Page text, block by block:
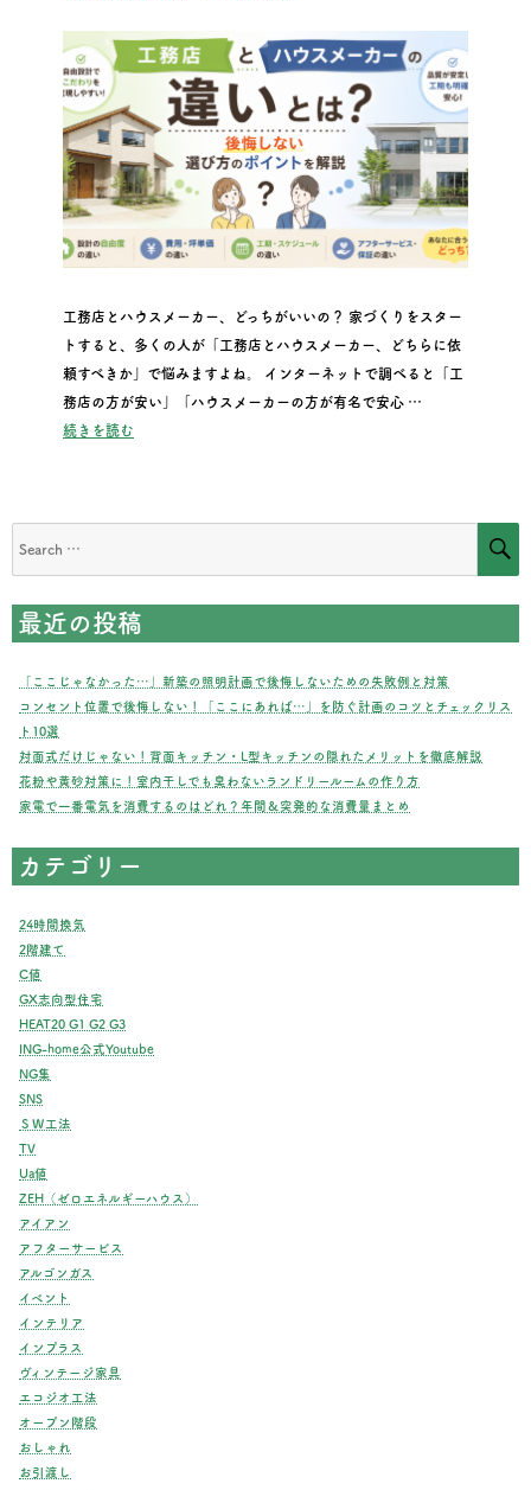
工務店とハウスメーカー、どっちがいいの？ 家づくりをスター
トすると、多くの人が「工務店とハウスメーカー、どちらに依
頼すべきか」で悩みますよね。 インターネットで調べると「工
務店の方が安い」「ハウスメーカーの方が有名で安心 …
続きを読む“工務店とハウスメーカーの違いとは？後悔しない選び方のポ
最近の投稿
「ここじゃなかった…」新築の照明計画で後悔しないための失敗例と対策
コンセント位置で後悔しない！「ここにあれば…」を防ぐ計画のコツとチェックリス
ト10選
対面式だけじゃない！背面キッチン・L型キッチンの隠れたメリットを徹底解説
花粉や黄砂対策に！室内干しでも臭わないランドリールームの作り方
家電で一番電気を消費するのはどれ？年間＆突発的な消費量まとめ
カテゴリー
24時間換気
2階建て
C値
GX志向型住宅
HEAT20 G1 G2 G3
ING-home公式Youtube
NG集
SNS
ＳＷ工法
TV
Ua値
ZEH（ゼロエネルギーハウス）
アイアン
アフターサービス
アルゴンガス
イベント
インテリア
インプラス
ヴィンテージ家具
エコジオ工法
オープン階段
おしゃれ
お引渡し